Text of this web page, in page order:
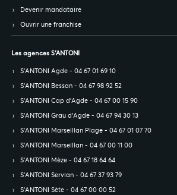
Devenir mandataire
Ouvrir une franchise
Les agences S’ANTONI
S’ANTONI Agde - 04 67 01 69 10
S’ANTONI Bessan - 04 67 98 92 52
S’ANTONI Cap d'Agde - 04 67 00 15 90
S’ANTONI Grau d'Agde - 04 67 94 30 13
S’ANTONI Marseillan Plage - 04 67 01 07 70
S’ANTONI Marseillan - 04 67 00 11 00
S’ANTONI Mèze - 04 67 18 64 64
S’ANTONI Servian - 04 67 37 93 79
S’ANTONI Sète - 04 67 00 00 52